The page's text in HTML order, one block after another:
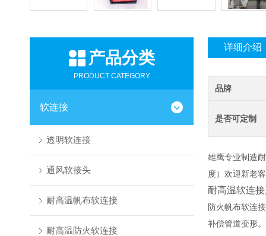
产品分类
PRODUCT CATEGORY
软连接
透明软连接
通风软接头
耐高温帆布软连接
耐高温防火软连接
详细介绍
品牌
是否可定制
雄鹰专业制造
度）欢迎新老
耐高温软连
防火帆布软连
补偿管道变形。